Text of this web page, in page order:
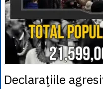
Declaraţiile